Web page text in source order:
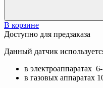
В корзине
Доступно для предзаказа
Данный датчик
в электроаппаратах
в газовых аппаратах